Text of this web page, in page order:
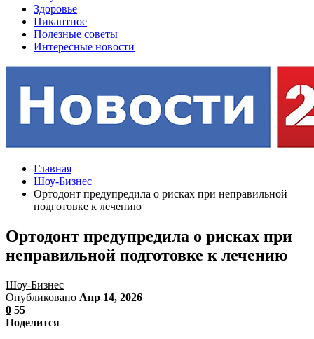
Здоровье
Пикантное
Полезные советы
Интересные новости
Главная
Шоу-Бизнес
Ортодонт предупредила о рисках при неправильной
подготовке к лечению
Ортодонт предупредила о рисках при
неправильной подготовке к лечению
Шоу-Бизнес
Опубликовано Апр 14, 2026
0 55
Поделится